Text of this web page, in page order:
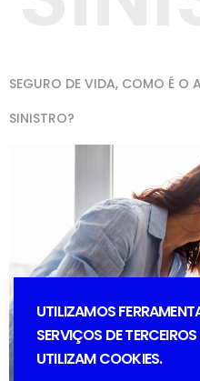
SEGURO DE VIDA, COMO É O
SINISTRO?
UTILIZAMOS
SERVIÇOS DE
UTILIZAM COOKIES.